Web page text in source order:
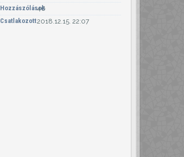
Hozzászólások
46
Csatlakozott2018.12.15. 22:07